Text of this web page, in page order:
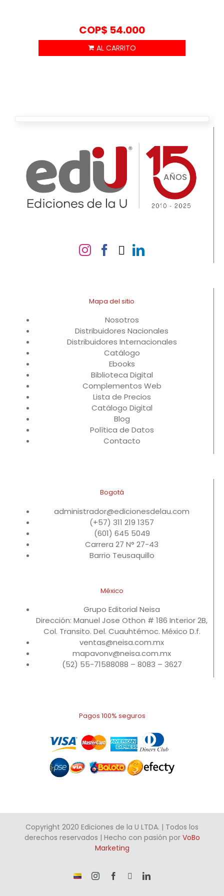
COP$ 54.000
Mapa del sitio
Nosotros
Distribuidores Nacionales
Distribuidores Internacionales
Catálogo
Ebooks
Biblioteca Digital
Complementos Web
Lista de Precios
Catálogo Digital
Blog
Política de Datos
Contacto
Bogotá
administrador@edicionesdelau.com
(+57) 311 219 1357
(601) 645 5049
Carrera 27 N° 27-43
Barrio Teusaquillo
México
Grupo Editorial Neisa
Dirección: Manuel Jose Othon # 186 Interior 2B,
Col. Transito. Del. Cuauhtémoc. México D.f.
ventas@neisa.com.mx
mapavonv@neisa.com.mx
(52) 55-71588088 – 8083 – 3627
Pagos 100% seguros
Copyright 2020 Ediciones de la U LTDA. | Todos los
derechos reservados | Hecho con pasión por VoBo
Marketing
¡Somos InstagramFacebook LinkedIn